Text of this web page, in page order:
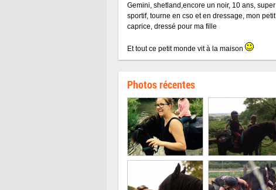
Gemini, shetland,encore un noir, 10 ans, super
sportif, tourne en cso et en dressage, mon petit
caprice, dressé pour ma fille
Et tout ce petit monde vit à la maison
Photos récentes